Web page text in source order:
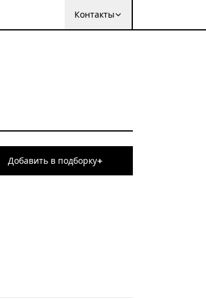
Контакты
Добавить в подборку+